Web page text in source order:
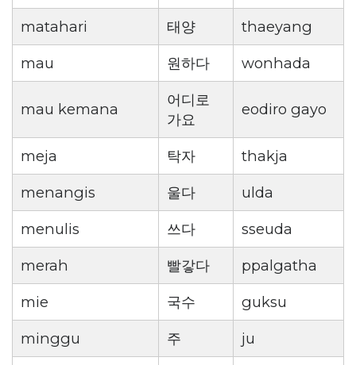
matahari
태양
thaeyang
mau
원하다 wonhada
mau kemana
어디로
가요
eodiro gayo
meja 탁자
thakja
menangis
울다
ulda
menulis
쓰다
sseuda
merah
빨갛다
ppalgatha
mie
국수
guksu
minggu
주
ju